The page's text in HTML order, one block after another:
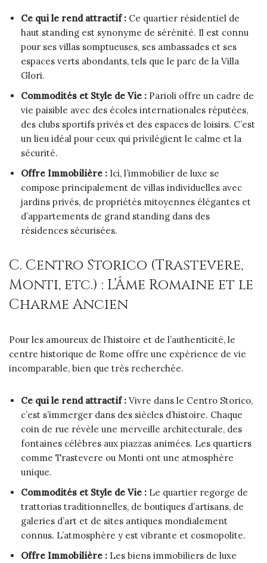
Ce qui le rend attractif : Ce quartier résidentiel de
haut standing est synonyme de sérénité. Il est connu
pour ses villas somptueuses, ses ambassades et ses
espaces verts abondants, tels que le parc de la Villa
Glori.
Commodités et Style de Vie : Parioli offre un cadre de
vie paisible avec des écoles internationales réputées,
des clubs sportifs privés et des espaces de loisirs. C’est
un lieu idéal pour ceux qui privilégient le calme et la
sécurité.
Offre Immobilière : Ici, l’immobilier de luxe se
compose principalement de villas individuelles avec
jardins privés, de propriétés mitoyennes élégantes et
d’appartements de grand standing dans des
résidences sécurisées.
C. Centro Storico (Trastevere,
Monti, etc.) : L’Âme Romaine et le
Charme Ancien
Pour les amoureux de l’histoire et de l’authenticité, le
centre historique de Rome offre une expérience de vie
incomparable, bien que très recherchée.
Ce qui le rend attractif : Vivre dans le Centro Storico,
c’est s’immerger dans des siècles d’histoire. Chaque
coin de rue révèle une merveille architecturale, des
fontaines célèbres aux piazzas animées. Les quartiers
comme Trastevere ou Monti ont une atmosphère
unique.
Commodités et Style de Vie : Le quartier regorge de
trattorias traditionnelles, de boutiques d’artisans, de
galeries d’art et de sites antiques mondialement
connus. L’atmosphère y est vibrante et cosmopolite.
Offre Immobilière : Les biens immobiliers de luxe